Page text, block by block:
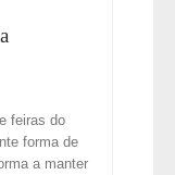
feiras do
forma de
a manter